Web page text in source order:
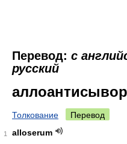
Перевод: с
русский
Толкование Перевод
1
alloserum